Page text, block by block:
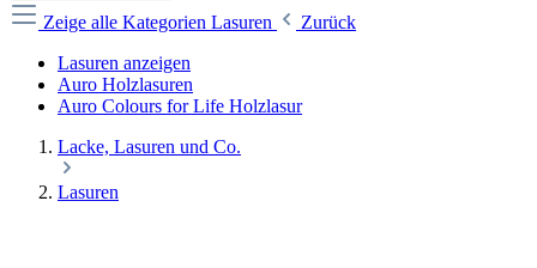
Zeige alle Kategorien Lasuren
Zurück
Lasuren anzeigen
Auro Holzlasuren
Auro Colours for Life Holzlasur
Lacke, Lasuren und Co.
Lasuren